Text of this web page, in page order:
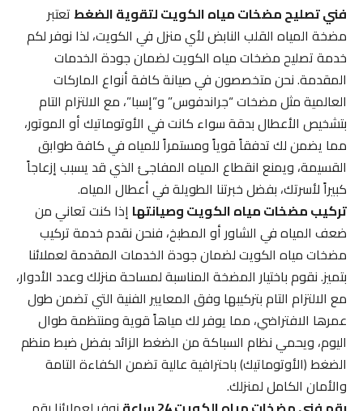
فني تصليح مضخات مياه الكويت لتقوية الضغطتعتبر
مضخة المياه القلب النابض لأي منزل في الكويت، لذا نوفر لكم
خدمة تصليح مضخات مياه الكويت لضمان جودة الخدمات
المقدمة. نحن متخصصون في صيانة كافة أنواع الماركات
العالمية مثل مضخات “جراندفوس” و”إسبا”، مع الالتزام التام
بتشخيص الأعطال بدقة سواء كانت في الأوتوماتيك أو الموتور،
مما يضمن لك تدفقاً قوياً ومستمراً للمياه في كافة طوابق
القسيمة، ويمنع انقطاع المياه المفاجئ الذي قد يسبب إزعاجاً
كبيراً لأسرتك، بفضل خبرتنا الطويلة في أعطال المياه.
تركيب مضخات مياه الكويت وصيانتهاإذا كنت تعاني من
ضعف المياه في الشاور أو المطبخ، فنحن نقدم خدمة تركيب
مضخات مياه الكويت لضمان جودة الخدمات المقدمة لعملائنا
بتميز. نقوم باختيار المضخة المناسبة لمساحة منزلك وعدد الأدوار،
مع الالتزام التام بتركيبها وفق المعايير الفنية التي تضمن طول
عمرها الافتراضي، مما يوفر لك مياهاً قوية ومنتظمة طوال
اليوم، ويحمي نظام السباكة من الضغط الزائد بفضل ضبط منظم
الضغط (الأوتوماتيك) باحترافية عالية تضمن الكفاءة التامة
والأمان الكامل لمنزلك.